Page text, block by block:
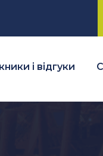
і відгуки